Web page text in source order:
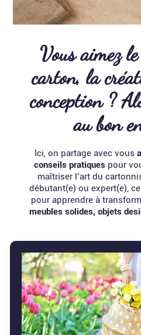
Vous aimez
carton, la
conception ?
au bon
Ici, on partage avec vous
conseils pratiques pour
maîtriser l’art du
débutant(e) ou expert(e),
pour apprendre à
meubles solides, objets